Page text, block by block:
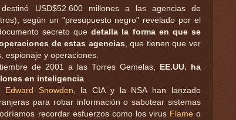
USD$52.600 millones a las agencias de
según un "presupuesto negro" revelado por el
secreto quedetalla la forma en que se
de estas agencias , que tienen que ver
espionaje y operaciones.
de 2001 a las Torres Gemelas,
EE.UU. ha
en inteligencia
Edward Snowden , la CIA y la NSA han lanzado
para robar información o sabotear sistemas
recordar esfuerzos como los virus Flame o